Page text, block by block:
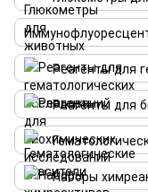
Реагенты для
Реагенты для
Наборы